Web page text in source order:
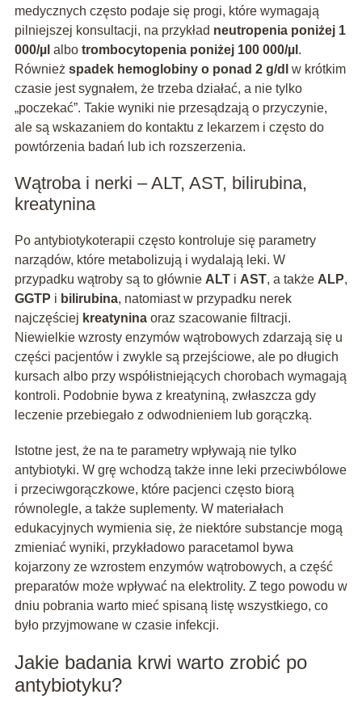
medycznych często podaje się progi, które wymagają
pilniejszej konsultacji, na przykład neutropenia poniżej 1
000/µl albo trombocytopenia poniżej 100 000/µl .
Również spadek hemoglobiny o ponad 2 g/dl
w krótkim
czasie jest sygnałem, że trzeba działać, a nie tylko
„poczekać”. Takie wyniki nie przesądzają o przyczynie,
ale są wskazaniem do kontaktu z lekarzem i często do
powtórzenia badań lub ich rozszerzenia.
Wątroba i nerki – ALT, AST, bilirubina,
kreatynina
Po antybiotykoterapii często kontroluje się parametry
narządów, które metabolizują i wydalają leki. W
przypadku wątroby są to głównie ALTi AST, a także ALP,
GGTP i bilirubina, natomiast w przypadku nerek
najczęściej kreatyninaoraz szacowanie filtracji.
Niewielkie wzrosty enzymów wątrobowych zdarzają się u
części pacjentów i zwykle są przejściowe, ale po długich
kursach albo przy współistniejących chorobach wymagają
kontroli. Podobnie bywa z kreatyniną, zwłaszcza gdy
leczenie przebiegało z odwodnieniem lub gorączką.
Istotne jest, że na te parametry wpływają nie tylko
antybiotyki. W grę wchodzą także inne leki przeciwbólowe
i przeciwgorączkowe, które pacjenci często biorą
równolegle, a także suplementy. W materiałach
edukacyjnych wymienia się, że niektóre substancje mogą
zmieniać wyniki, przykładowo paracetamol bywa
kojarzony ze wzrostem enzymów wątrobowych, a część
preparatów może wpływać na elektrolity. Z tego powodu w
dniu pobrania warto mieć spisaną listę wszystkiego, co
było przyjmowane w czasie infekcji.
Jakie badania krwi warto zrobić po
antybiotyku?